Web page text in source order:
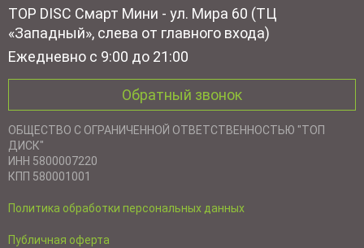
TOP DISC Смарт Мини - ул. Мира 60 (ТЦ
«Западный», слева от главного входа)
Ежедневно с 9:00 до 21:00
Обратный звонок
ОБЩЕСТВО С ОГРАНИЧЕННОЙ ОТВЕТСТВЕННОСТЬЮ "ТОП
ДИСК"
ИНН 5800007220
КПП 580001001
Политика обработки персональных данных
Публичная оферта